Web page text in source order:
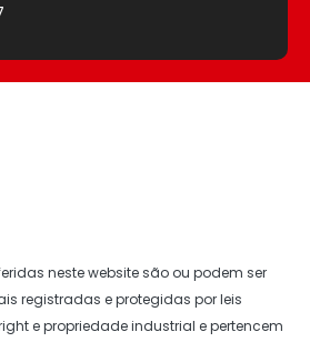
neste website são ou podem ser
registradas e protegidas por leis
e propriedade industrial e pertencem